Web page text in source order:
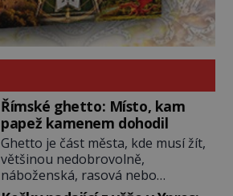
Římské ghetto: Místo, kam
papež kamenem dohodil
Ghetto je část města, kde musí žít,
většinou nedobrovolně,
náboženská, rasová nebo
národnostní menšina obyvatel.